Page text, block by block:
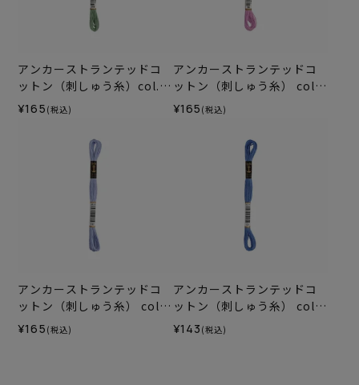
アンカーストランテッドコ
ットン（刺しゅう糸）col.0
215
¥165 (税込)
アンカーストランテッドコ
ットン（刺しゅう糸） col.9
6
¥165 (税込)
アンカーストランテッドコ
ットン（刺しゅう糸） col.1
17
¥165 (税込)
アンカーストランテッドコ
ットン（刺しゅう糸） col.1
31
¥143 (税込)